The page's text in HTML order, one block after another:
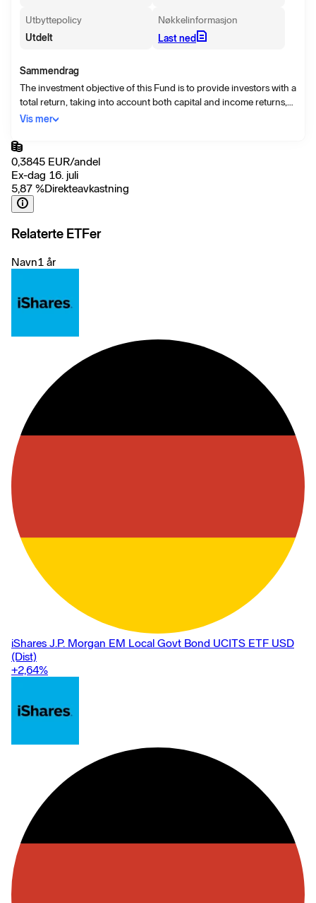
Utbyttepolicy
Utdelt
Nøkkelinformasjon
Last ned
Sammendrag
The investment objective of this Fund is to provide investors with a
total return, taking into account both capital and income returns,
which reflects the return of the J.P. Morgan EMBI Global Core
policy of this Fund is to invest in a portfolio of fixed income
securities that so far as possible and practicable consists of the
component securities of the J. P. Morgan EMBI Global Core Index,
this Fund’s Benchmark Index.
Vis mer
0,3845 EUR/andel
Ex-dag 16. juli
5,87 %Direkteavkastning
Relaterte ETFer
Navn1 år
iShares J.P. Morgan EM Local Govt Bond UCITS ETF USD
(Dist)
+2,64%